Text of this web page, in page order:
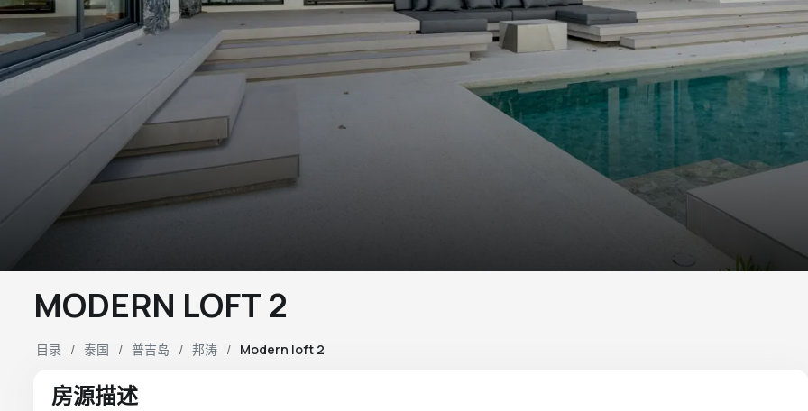
MODERN LOFT 2
目录 泰国 普吉岛 邦涛 Modern loft 2
房源描述